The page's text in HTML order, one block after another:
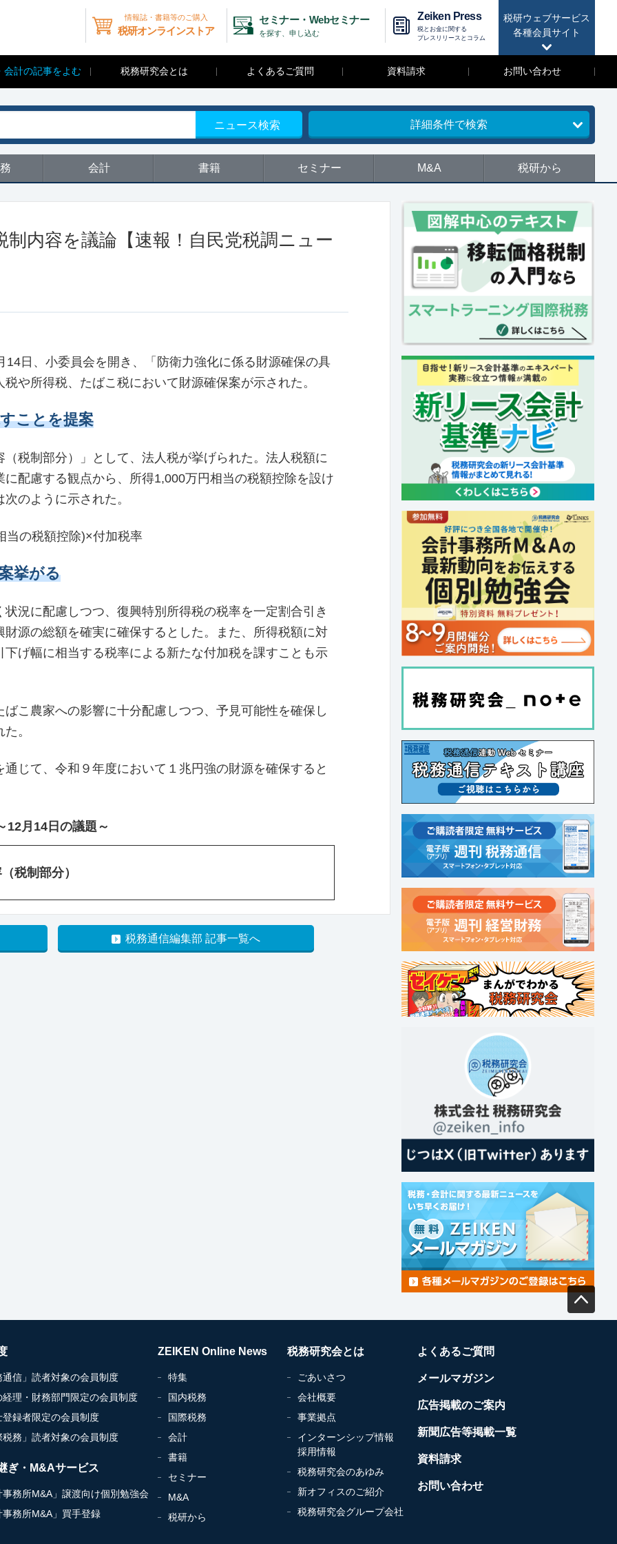
税研ウェブサービス
各種会員サイト
情報誌・書籍等のご購入
税研オンラインストア
セミナー・Webセミナー
を探す、申し込む
Zeiken Press
税とお金に関する
プレスリリースとコラム
会計の記事をよむ 税務研究会とは よくあるご質問 資料請求 お問い合わせ
ニュース検索 詳細条件で検索
会計 書籍 セミナー M&A 税研から
制内容を議論【速報！自民党税調ニュー
日、小委員会を開き、「防衛力強化に係る財源確保の具
や所得税、たばこ税において財源確保案が示された。
ことを提案
（税制部分）」として、法人税が挙げられた。法⼈税額に
配慮する観点から、所得1,000万円相当の税額控除を設け
のように示された。
当の税額控除)×付加税率
挙がる
況に配慮しつつ、復興特別所得税の税率を一定割合引き
源の総額を確実に確保するとした。また、所得税額に対
げ幅に相当する税率による新たな付加税を課すことも示
こ農家への影響に⼗分配慮しつつ、予⾒可能性を確保し
。
じて、令和９年度において１兆円強の財源を確保すると
12月14日の議題～
税制部分）
税務通信編集部 記事一覧へ
通信」読者対象の会員制度
経理・財務部門限定の会員制度
登録者限定の会員制度
税務」読者対象の会員制度
ぎ・M&Aサービス
事務所M&A」譲渡向け個別勉強会
事務所M&A」買手登録
ZEIKEN Online News
特集
国内税務
国際税務
会計
書籍
セミナー
M&A
税研から
税務研究会とは
ごあいさつ
会社概要
事業拠点
インターンシップ情報
採用情報
税務研究会のあゆみ
新オフィスのご紹介
税務研究会グループ会社
よくあるご質問
メールマガジン
広告掲載のご案内
新聞広告等掲載一覧
資料請求
お問い合わせ